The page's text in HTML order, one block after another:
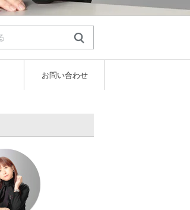
お問い合わせ